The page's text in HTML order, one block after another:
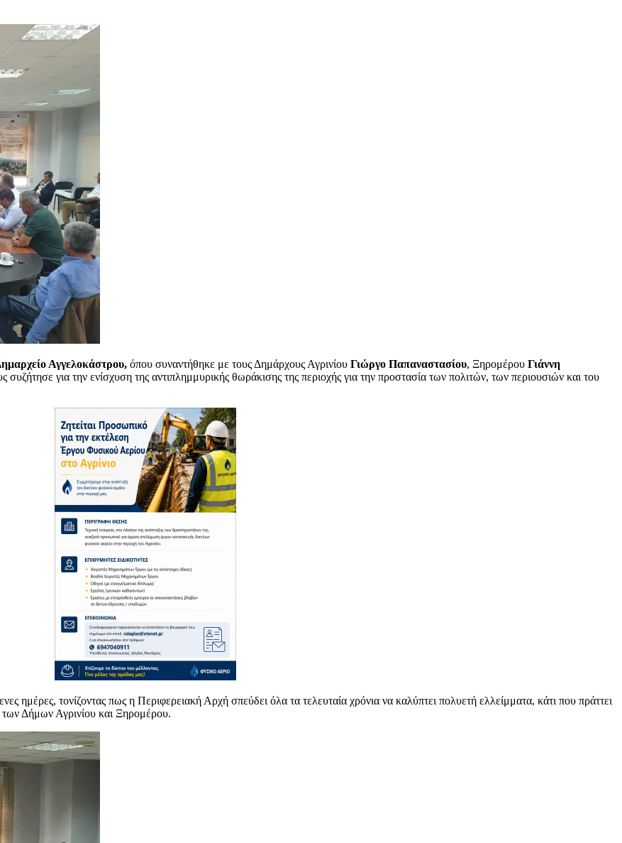
Αγγελοκάστρου, όπου συναντήθηκε με τους Δημάρχους Αγρινίου Γιώργο Παπαναστασίου, Ξηρομέρου Γιάννη
για την ενίσχυση της αντιπλημμυρικής θωράκισης της περιοχής για την προστασία των πολιτών, των περιουσιών και του
ημέρες, τονίζοντας πως η Περιφερειακή Αρχή σπεύδει όλα τα τελευταία χρόνια να καλύπτει πολυετή ελλείμματα, κάτι που πράττει
των Δήμων Αγρινίου και Ξηρομέρου.